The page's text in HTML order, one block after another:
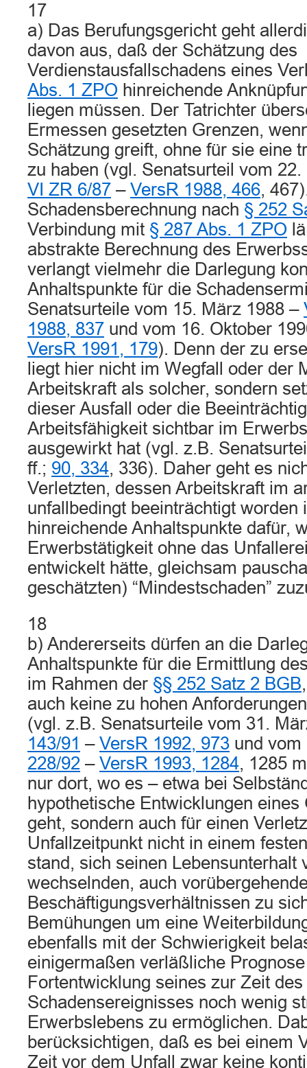
17
a) Das Berufungsgericht geht
davon aus, daß der Schätzung des
Verdienstausfallschadens eines
Abs. 1 ZPO hinreichende
liegen müssen. Der Tatrichter
Ermessen gesetzten Grenzen,
Schätzung greift, ohne für sie eine
zu haben (vgl. Senatsurteil vom
VI ZR 6/87 – VersR 1988, 466,
Schadensberechnung nach § 252
Verbindung mit § 287 Abs. 1 ZPO
abstrakte Berechnung des
verlangt vielmehr die Darlegung
Anhaltspunkte für die
Senatsurteile vom 15. März 1988 –
1988, 837 und vom 16. Oktober
VersR 1991, 179). Denn der zu
liegt hier nicht im Wegfall oder der
Arbeitskraft als solcher, sondern
dieser Ausfall oder die
Arbeitsfähigkeit sichtbar im
ausgewirkt hat (vgl. z.B.
ff.; 90, 334, 336). Daher geht es
Verletzten, dessen Arbeitskraft im
unfallbedingt beeinträchtigt worden
hinreichende Anhaltspunkte dafür,
Erwerbstätigkeit ohne das
entwickelt hätte, gleichsam
geschätzten) “Mindestschaden”
18
b) Andererseits dürfen an die
Anhaltspunkte für die Ermittlung
im Rahmen der §§ 252 Satz 2 BGB
auch keine zu hohen
(vgl. z.B. Senatsurteile vom 31.
143/91 – VersR 1992, 973 und
228/92 – VersR 1993, 1284, 1285
nur dort, wo es – etwa bei
hypothetische Entwicklungen
geht, sondern auch für einen
Unfallzeitpunkt nicht in einem
stand, sich seinen Lebensunterhalt
wechselnden, auch
Beschäftigungsverhältnissen zu
Bemühungen um eine
ebenfalls mit der Schwierigkeit
einigermaßen verläßliche
Fortentwicklung seines zur Zeit des
Schadensereignisses noch wenig
Erwerbslebens zu ermöglichen.
berücksichtigen, daß es bei einem
Zeit vor dem Unfall zwar keine